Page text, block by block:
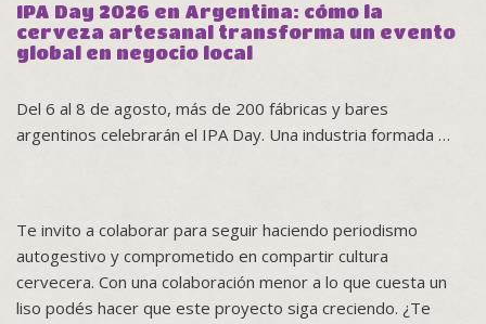
IPA Day 2026 en Argentina: cómo la
cerveza artesanal transforma un evento
global en negocio local
Del 6 al 8 de agosto, más de 200 fábricas y bares
argentinos celebrarán el IPA Day. Una industria formada …
Te invito a colaborar para seguir haciendo periodismo
autogestivo y comprometido en compartir cultura
cervecera. Con una colaboración menor a lo que cuesta un
liso podés hacer que este proyecto siga creciendo. ¿Te